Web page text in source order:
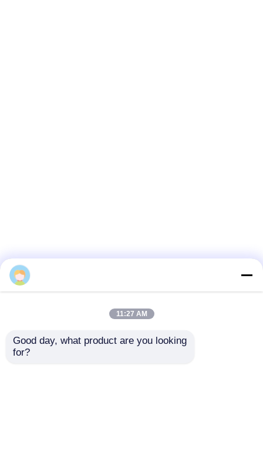
11:27 AM
Good day, what product are you looking
for?